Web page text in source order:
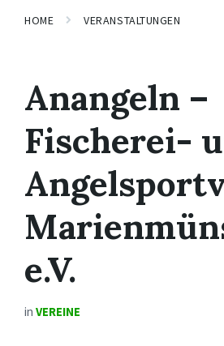
HOME VERANSTALTUNGEN
Anangeln –
Fischerei-
e.V.
in VEREINE